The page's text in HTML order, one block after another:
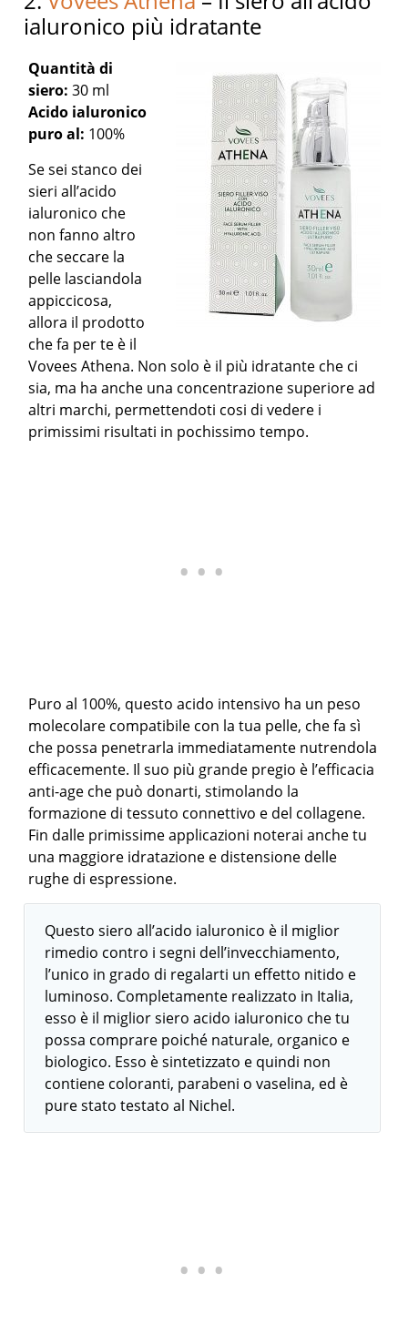
ialuronico più idratante
Quantità di
siero:30 ml
Acido ialuronico
puro al: 100%
Se sei stanco dei
sieri all’acido
ialuronico che
non fanno altro
che seccare la
pelle lasciandola
appiccicosa,
allora il prodotto
che fa per te è il
Vovees Athena. Non solo è il più idratante che ci
sia, ma ha anche una concentrazione superiore ad
altri marchi, permettendoti cosi di vedere i
primissimi risultati in pochissimo tempo.
Puro al 100%, questo acido intensivo ha un peso
molecolare compatibile con la tua pelle, che fa sì
che possa penetrarla immediatamente nutrendola
efficacemente. Il suo più grande pregio è l’efficacia
anti-age che può donarti, stimolando la
formazione di tessuto connettivo e del collagene.
Fin dalle primissime applicazioni noterai anche tu
una maggiore idratazione e distensione delle
rughe di espressione.
Questo siero all’acido ialuronico è il miglior
rimedio contro i segni dell’invecchiamento,
l’unico in grado di regalarti un effetto nitido e
luminoso. Completamente realizzato in Italia,
esso è il miglior siero acido ialuronico che tu
possa comprare poiché naturale, organico e
biologico. Esso è sintetizzato e quindi non
contiene coloranti, parabeni o vaselina, ed è
pure stato testato al Nichel.